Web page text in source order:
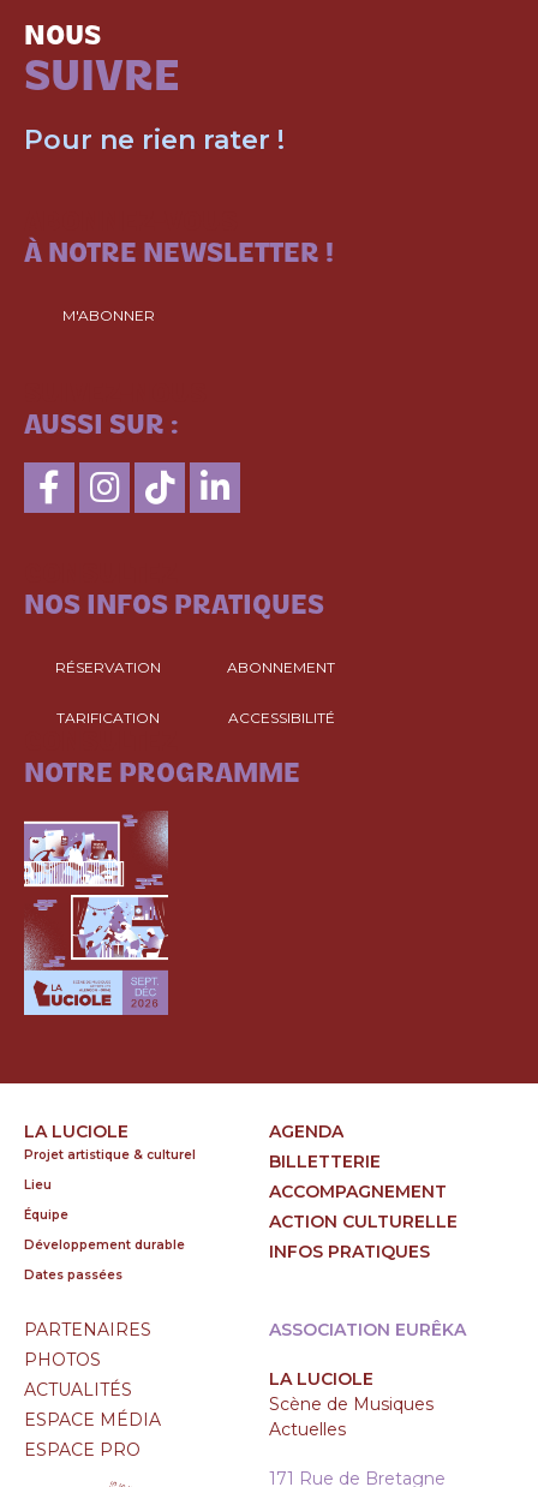
NOUS
SUIVRE
Pour ne rien rater !
À NOTRE NEWSLETTER !
M'ABONNER
AUSSI SUR :
NOS INFOS PRATIQUES
RÉSERVATION ABONNEMENT
TARIFICATION ACCESSIBILITÉ
NOTRE PROGRAMME
LA LUCIOLE
Projet artistique & culturel
Lieu
Équipe
Développement durable
Dates passées
AGENDA
BILLETTERIE
ACCOMPAGNEMENT
ACTION CULTURELLE
INFOS PRATIQUES
PARTENAIRES
PHOTOS
ACTUALITÉS
ESPACE MÉDIA
ESPACE PRO
ASSOCIATION EURÊKA
LA LUCIOLE
Scène de Musiques
Actuelles
171 Rue de Bretagne